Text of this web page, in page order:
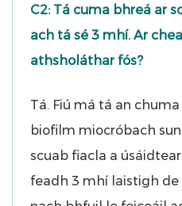
C2: Tá cuma bhreá ar
ach tá sé 3 mhí. Ar
athsholáthar fós?
Tá. Fiú má tá an
biofilm miocróbach
scuab fiacla a
feadh 3 mhí laistigh